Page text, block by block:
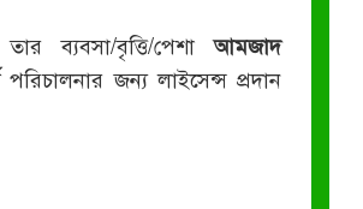
তার ব্যবসা/বৃত্তি/পেশাআমজাদ
পরিচালনার জন্য লাইসেন্স প্রদান